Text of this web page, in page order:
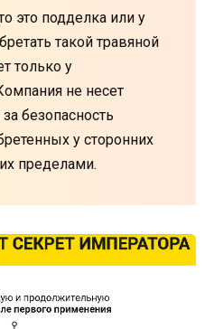
это подделка или у
такой травяной
только у
не несет
безопасность
у сторонних
пределами.